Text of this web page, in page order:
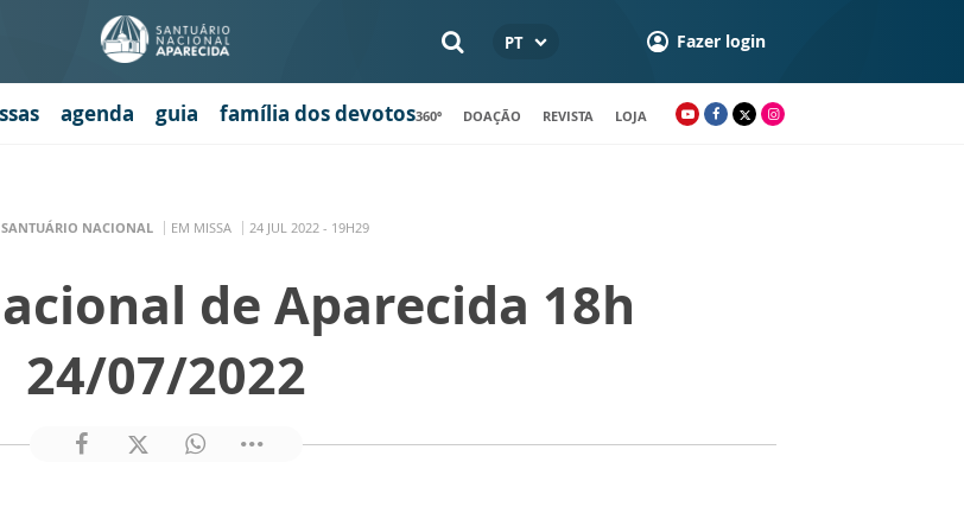
PT Fazer login
agenda guia família dos devotos360º DOAÇÃO REVISTA LOJA
SANTUÁRIO NACIONAL EM MISSA 24 JUL 2022 - 19H29
de Aparecida 18h
24/07/2022